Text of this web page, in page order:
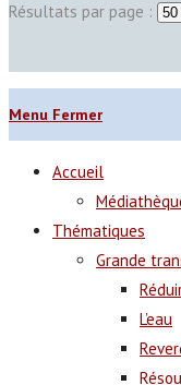
Résultats par page :
Menu Fermer
Accueil
Thématiques
Grande
L’eau